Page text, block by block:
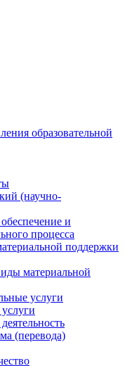
образовательной
(научно-
и
процесса
поддержки
материальной
услуги
(перевода)